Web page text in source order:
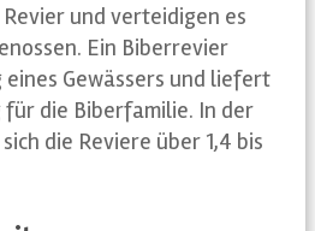
und verteidigen es
Ein Biberrevier
Gewässers und liefert
die Biberfamilie. In der
die Reviere über 1,4 bis